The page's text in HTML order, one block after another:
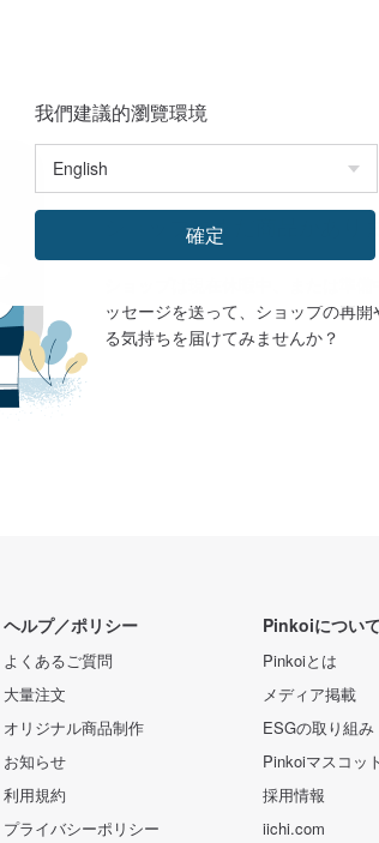
ショップにまだ商品があり
ショップは現在休暇中、または準
ッセージを送って、ショップの再
る気持ちを届けてみませんか？
ヘルプ／ポリシー
よくあるご質問
大量注文
オリジナル商品制作
お知らせ
利用規約
プライバシーポリシー
Pinkoiについて
Pinkoiとは
メディア掲載
ESGの取り組み
Pinkoiマスコット
採用情報
iichi.com
我們建議的瀏覽環境
確定